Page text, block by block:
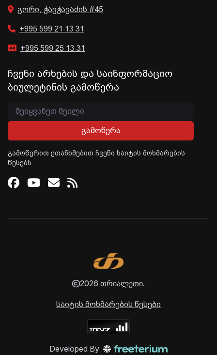
გორი, ჭავჭავაძის #45
+995 599 21 13 31
+995 599 25 13 31
ჩვენი არხების და საინფორმაციო
ბიულეტინის გამოწერა
გამოწერა
გამოწერით ეთანხმებით ჩვენი საიტის მოხმარების
წესებს
Facebook
Youtube
Email
RSS
2026 თრიალეთი.
საიტის მოხმარების წესები
Developed By